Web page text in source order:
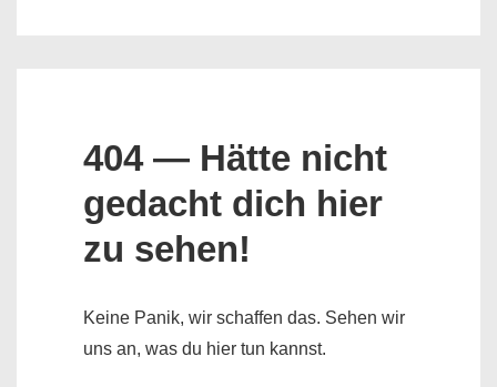
404 — Hätte nicht
gedacht dich hier
zu sehen!
Keine Panik, wir schaffen das. Sehen wir
uns an, was du hier tun kannst.